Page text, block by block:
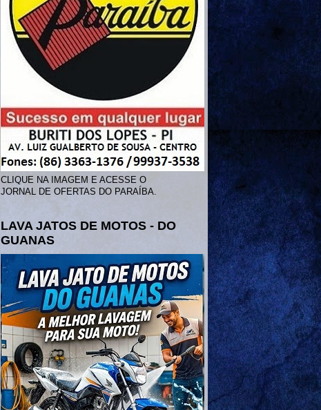
CLIQUE NA IMAGEM E ACESSE O
JORNAL DE OFERTAS DO PARAÍBA.
LAVA JATOS DE MOTOS - DO
GUANAS